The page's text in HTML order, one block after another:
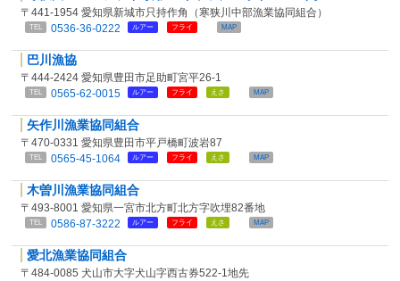
〒441-1954 愛知県新城市只持作角（寒狭川中部漁業協同組合）
TEL 0536-36-0222 ルアー フライ MAP
巴川漁協
〒444-2424 愛知県豊田市足助町宮平26-1
TEL 0565-62-0015 ルアー フライ えさ MAP
矢作川漁業協同組合
〒470-0331 愛知県豊田市平戸橋町波岩87
TEL 0565-45-1064 ルアー フライ えさ MAP
木曽川漁業協同組合
〒493-8001 愛知県一宮市北方町北方字吹埋82番地
TEL 0586-87-3222 ルアー フライ えさ MAP
愛北漁業協同組合
〒484-0085 犬山市大字犬山字西古券522-1地先